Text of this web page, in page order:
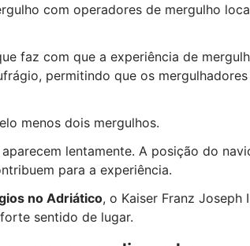
com operadores de mergulho
faz com que a experiência de
permitindo que os mergulhadores
menos dois mergulhos.
lentamente. A posição do
para a experiência.
no Adriático, o Kaiser Franz Joseph
sentido de lugar.